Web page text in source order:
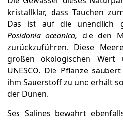
kristallklar, dass Tauchen
Das ist auf die unendlich
Posidonia oceanica, die den
zurückzuführen. Diese
großen ökologischen
UNESCO. Die Pflanze
ihm Sauerstoff zu und erhält
der Dünen.
Ses Salines bewahrt